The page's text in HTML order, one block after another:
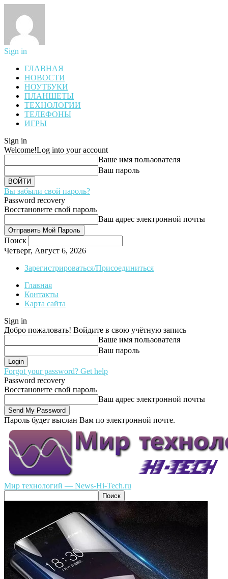
Sign in
ГЛАВНАЯ
НОВОСТИ
НОУТБУКИ
ПЛАНШЕТЫ
ТЕХНОЛОГИИ
ТЕЛЕФОНЫ
ИГРЫ
Sign in
Welcome!Log into your account
Ваше имя пользователя
Ваш пароль
Вы забыли свой пароль?
Password recovery
Восстановите свой пароль
Ваш адрес электронной почты
Поиск
Четверг, Август 6, 2026
Зарегистрироваться/Присоединиться
Главная
Контакты
Карта сайта
Sign in
Добро пожаловать! Войдите в свою учётную запись
Ваше имя пользователя
Ваш пароль
Forgot your password? Get help
Password recovery
Восстановите свой пароль
Ваш адрес электронной почты
Пароль будет выслан Вам по электронной почте.
Мир технологий — News-Hi-Tech.ru